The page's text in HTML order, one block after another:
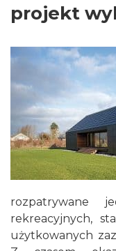
projekt
rozpatrywane
rekreacyjnych,
użytkowanych